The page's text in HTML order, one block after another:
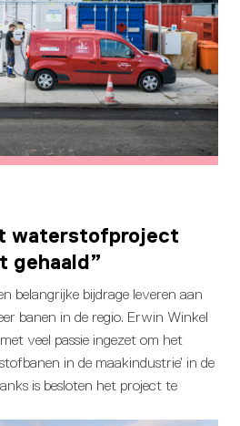
waterstofproject
gehaald”
belangrijke bijdrage leveren aan
banen in de regio. Erwin Winkel
veel passie ingezet om het
in de maakindustrie’ in de
is besloten het project te